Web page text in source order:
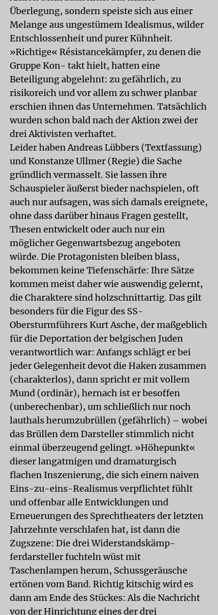
Überlegung, sondern speiste sich aus einer
Melange aus ungestümem Idealismus, wilder
Entschlossenheit und purer Kühnheit.
»Richtige« Résistancekämpfer, zu denen die
Gruppe Kon- takt hielt, hatten eine
Beteiligung abgelehnt: zu gefährlich, zu
risikoreich und vor allem zu schwer planbar
erschien ihnen das Unternehmen. Tatsächlich
wurden schon bald nach der Aktion zwei der
drei Aktivisten verhaftet.
Leider haben Andreas Lübbers (Textfassung)
und Konstanze Ullmer (Regie) die Sache
gründlich vermasselt. Sie lassen ihre
Schauspieler äußerst bieder nachspielen, oft
auch nur aufsagen, was sich damals ereignete,
ohne dass darüber hinaus Fragen gestellt,
Thesen entwickelt oder auch nur ein
möglicher Gegenwartsbezug angeboten
würde. Die Protagonisten bleiben blass,
bekommen keine Tiefenschärfe: Ihre Sätze
kommen meist daher wie auswendig gelernt,
die Charaktere sind holzschnittartig. Das gilt
besonders für die Figur des SS-
Obersturmführers Kurt Asche, der maßgeblich
für die Deportation der belgischen Juden
verantwortlich war: Anfangs schlägt er bei
jeder Gelegenheit devot die Haken zusammen
(charakterlos), dann spricht er mit vollem
Mund (ordinär), hernach ist er besoffen
(unberechenbar), um schließlich nur noch
lauthals herumzubrüllen (gefährlich) – wobei
das Brüllen dem Darsteller stimmlich nicht
einmal überzeugend gelingt. »Höhepunkt«
dieser langatmigen und dramaturgisch
flachen Inszenierung, die sich einem naiven
Eins-zu-eins-Realismus verpflichtet fühlt
und offenbar alle Entwicklungen und
Erneuerungen des Sprechtheaters der letzten
Jahrzehnte verschlafen hat, ist dann die
Zugszene: Die drei Widerstandskämp-
ferdarsteller fuchteln wüst mit
Taschenlampen herum, Schussgeräusche
ertönen vom Band. Richtig kitschig wird es
dann am Ende des Stückes: Als die Nachricht
von der Hinrichtung eines der drei